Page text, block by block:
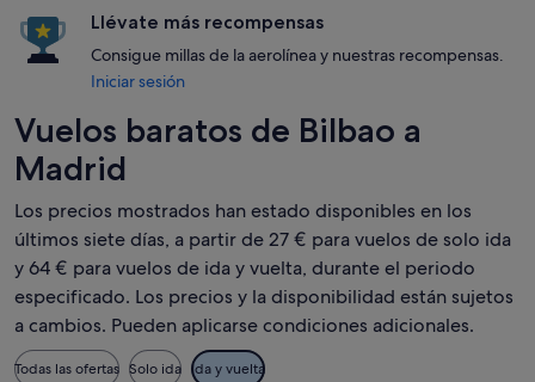
Llévate más recompensas
Consigue millas de la aerolínea y nuestras recompensas.
Iniciar sesión
Vuelos baratos de Bilbao a
Madrid
Los precios mostrados han estado disponibles en los
últimos siete días, a partir de 27 € para vuelos de solo ida
y 64 € para vuelos de ida y vuelta, durante el periodo
especificado. Los precios y la disponibilidad están sujetos
a cambios. Pueden aplicarse condiciones adicionales.
Todas las ofertas Solo ida Ida y vuelta